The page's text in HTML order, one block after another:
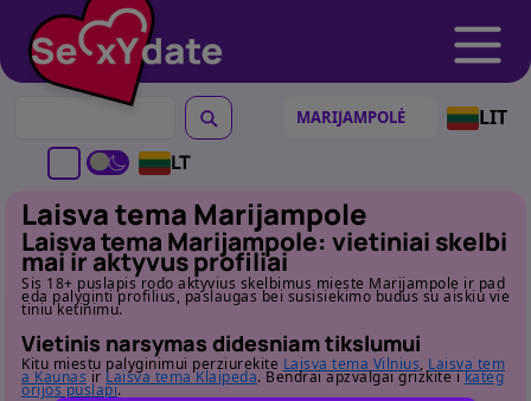
LIT
LT
Laisva tema Marijampole
Laisva tema Marijampole: vietiniai skelbi
mai ir aktyvus profiliai
Sis 18+ puslapis rodo aktyvius skelbimus mieste Marijampole ir pad
eda palyginti profilius, paslaugas bei susisiekimo budus su aiskiu vie
tiniu ketinimu.
Vietinis narsymas didesniam tikslumui
Kitu miestu palyginimui perziurekite Laisva tema Vilnius, Laisva tem
a Kaunas ir Laisva tema Klaipeda. Bendrai apzvalgai grizkite ikateg
orijos puslapi.